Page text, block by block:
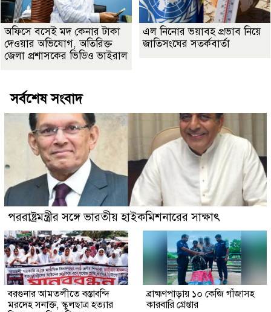
অফিসে বসেই মদ কেনার টাকা
দেওয়ার অভিযোগ, অতিরিক্ত
জেলা প্রশাসকের ভিডিও ভাইরাল
এল নিনোর ভয়াবহ প্রভাব নিয়ে
জাতিসংঘের সতর্কবার্তা
সর্বশেষ সংবাদ
পররাষ্ট্রমন্ত্রীর সঙ্গে ভারতীয় হাইকমিশনারের সাক্ষাৎ
বরগুনার আমতলীতে বস্তাবন্দি
মরদেহ সনাক্ত, স্কুলছাত্র হত্যার
​ব্রাহ্মণপাড়ায় ১০ কেজি গাঁজাসহ
কারবারি গ্রেপ্তার